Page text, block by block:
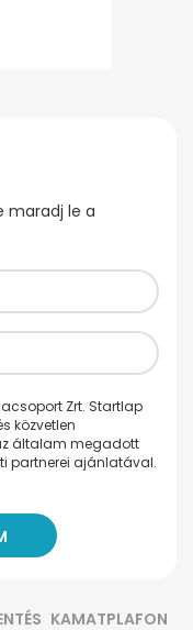
maradj le a
Zrt. Startlap
közvetlen
általam megadott
partnerei ajánlatával.
KAMATPLAFON